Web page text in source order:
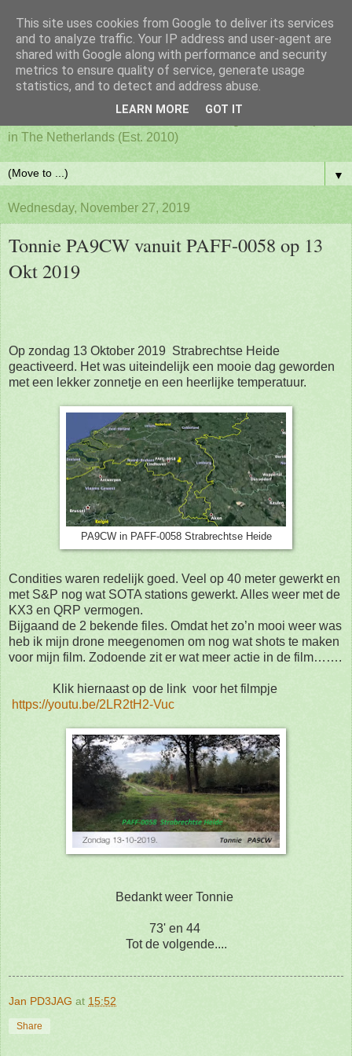
PAFF - Ham Radio & Flora
and Fauna Netherlands
in The Netherlands (Est. 2010)
▼
Wednesday, November 27, 2019
Tonnie PA9CW vanuit PAFF-0058 op 13
Okt 2019
Op zondag 13 Oktober 2019 Strabrechtse Heide
geactiveerd. Het was uiteindelijk een mooie dag geworden
met een lekker zonnetje en een heerlijke temperatuur.
PA9CW in PAFF-0058 Strabrechtse Heide
Condities waren redelijk goed. Veel op 40 meter gewerkt en
met S&P nog wat SOTA stations gewerkt. Alles weer met de
KX3 en QRP vermogen.
Bijgaand de 2 bekende files. Omdat het zo’n mooi weer was
heb ik mijn drone meegenomen om nog wat shots te maken
voor mijn film. Zodoende zit er wat meer actie in de film…….
Klik hiernaast op de link voor het filmpje
https://youtu.be/2LR2tH2-Vuc
Bedankt weer Tonnie
73' en 44
Tot de volgende....
Jan PD3JAG at 15:52
Share
This site uses cookies from Google to deliver its services
and to analyze traffic. Your IP address and user-agent are
shared with Google along with performance and security
metrics to ensure quality of service, generate usage
statistics, and to detect and address abuse.
LEARN MORE GOT IT